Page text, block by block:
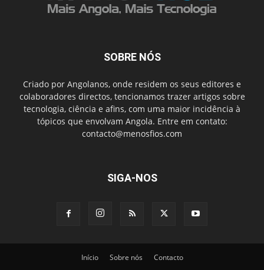
SOBRE NÓS
Criado por Angolanos, onde residem os seus editores e
colaboradores directos, tencionamos trazer artigos sobre
tecnologia, ciência e afins, com uma maior incidência à
tópicos que envolvam Angola. Entre em contato:
contacto@menosfios.com
SIGA-NOS
Início Sobre nós Contacto